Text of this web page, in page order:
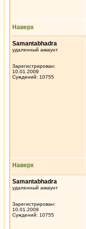
Наверх
Samantabhadra
удаленный аккаунт
Зарегистрирован:
10.01.2009
Суждений: 10755
Наверх
Samantabhadra
удаленный аккаунт
Зарегистрирован:
10.01.2009
Суждений: 10755